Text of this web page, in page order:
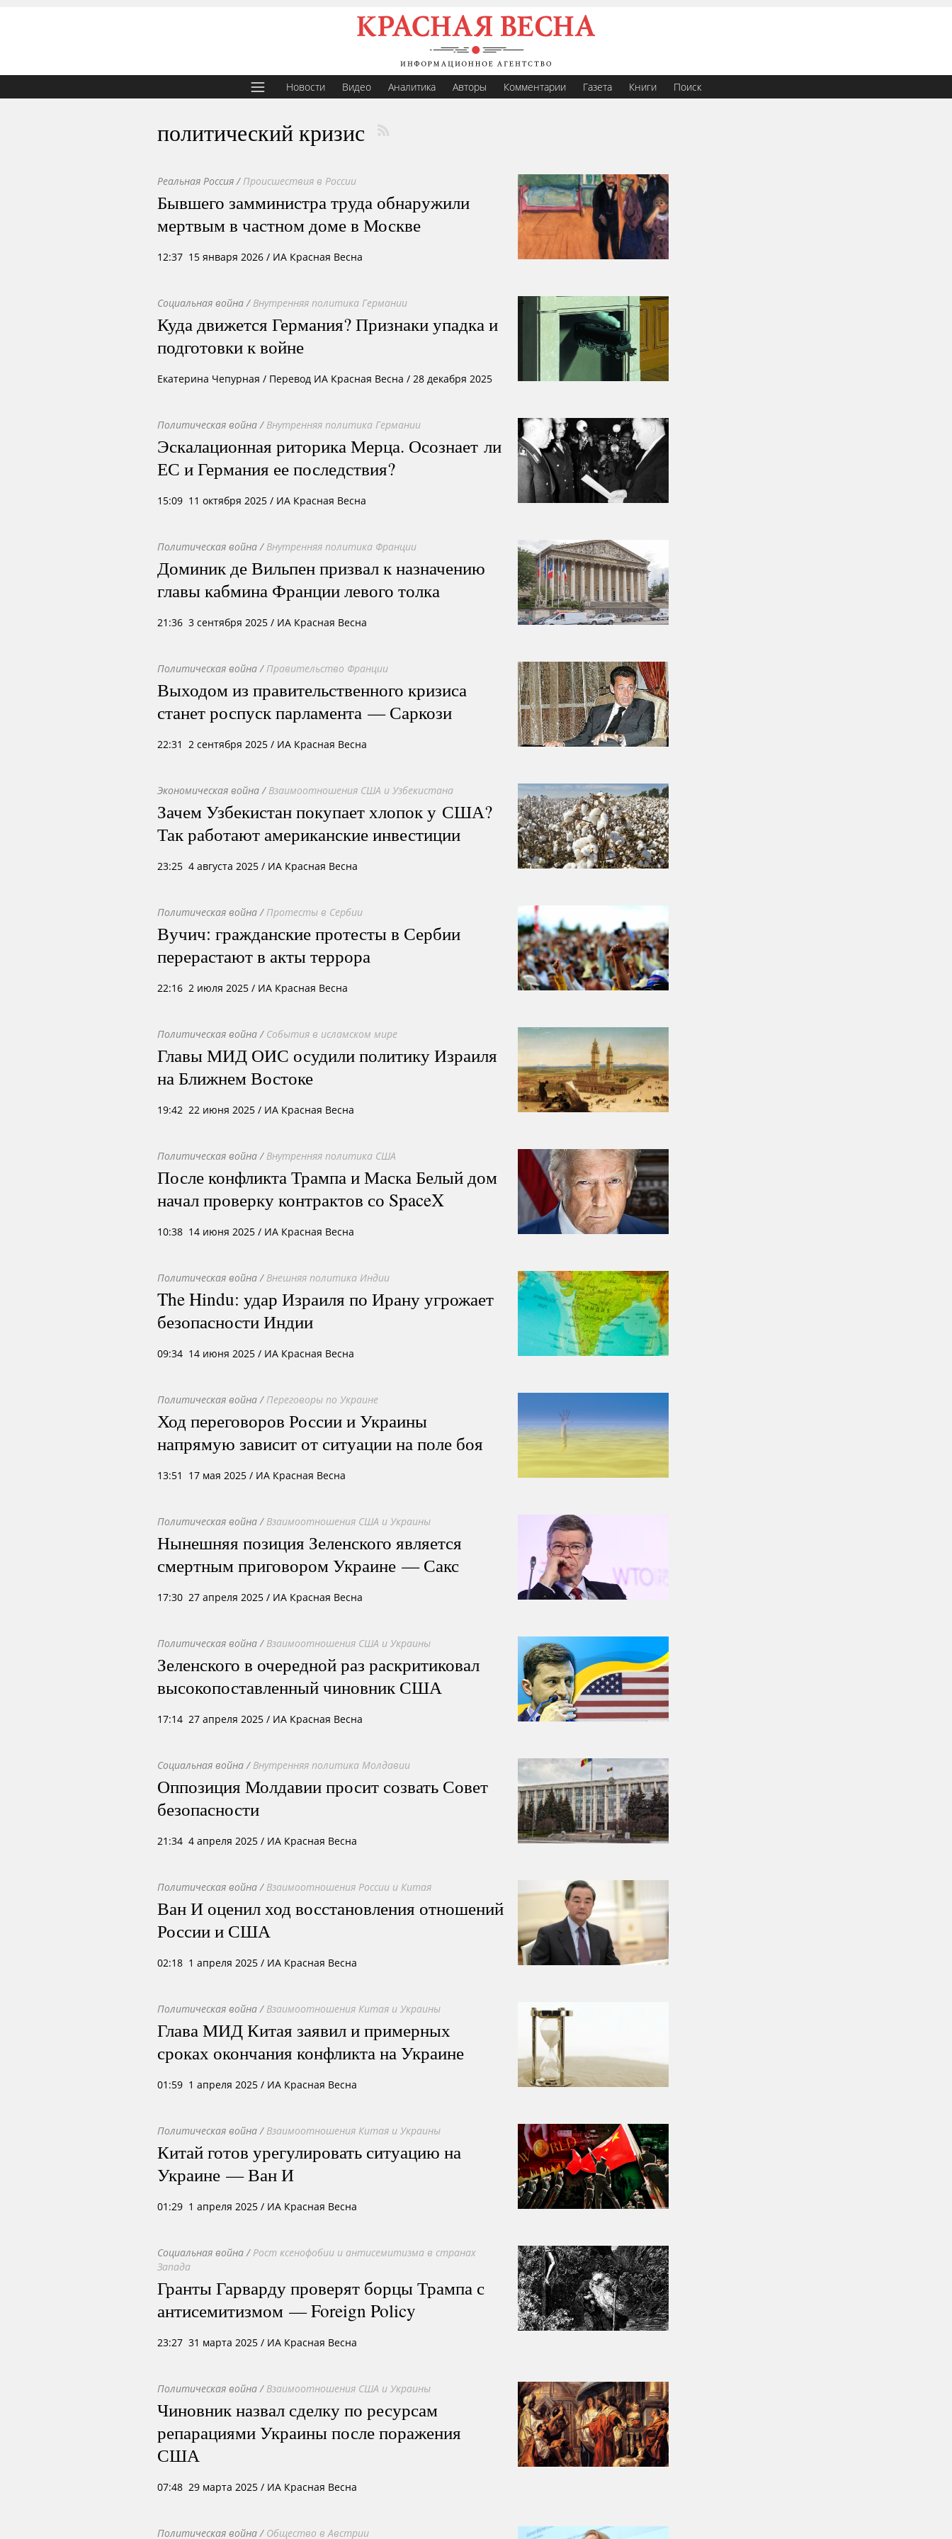
Новости Видео Аналитика Авторы Комментарии Газета Книги Поиск
политический кризис
Реальная Россия / Происшествия в России
Бывшего замминистра труда обнаружили
мертвым в частном доме в Москве
12:37 15 января 2026 / ИА Красная Весна
Социальная война / Внутренняя политика Германии
Куда движется Германия? Признаки упадка и
подготовки к войне
Екатерина Чепурная / Перевод ИА Красная Весна / 28 декабря 2025
Политическая война / Внутренняя политика Германии
Эскалационная риторика Мерца. Осознает ли
ЕС и Германия ее последствия?
15:09 11 октября 2025 / ИА Красная Весна
Политическая война / Внутренняя политика Франции
Доминик де Вильпен призвал к назначению
главы кабмина Франции левого толка
21:36 3 сентября 2025 / ИА Красная Весна
Политическая война / Правительство Франции
Выходом из правительственного кризиса
станет роспуск парламента — Саркози
22:31 2 сентября 2025 / ИА Красная Весна
Экономическая война / Взаимоотношения США и Узбекистана
Зачем Узбекистан покупает хлопок у США?
Так работают американские инвестиции
23:25 4 августа 2025 / ИА Красная Весна
Политическая война / Протесты в Сербии
Вучич: гражданские протесты в Сербии
перерастают в акты террора
22:16 2 июля 2025 / ИА Красная Весна
Политическая война / События в исламском мире
Главы МИД ОИС осудили политику Израиля
на Ближнем Востоке
19:42 22 июня 2025 / ИА Красная Весна
Политическая война / Внутренняя политика США
После конфликта Трампа и Маска Белый дом
начал проверку контрактов со SpaceX
10:38 14 июня 2025 / ИА Красная Весна
Политическая война / Внешняя политика Индии
The Hindu: удар Израиля по Ирану угрожает
безопасности Индии
09:34 14 июня 2025 / ИА Красная Весна
Политическая война / Переговоры по Украине
Ход переговоров России и Украины
напрямую зависит от ситуации на поле боя
13:51 17 мая 2025 / ИА Красная Весна
Политическая война / Взаимоотношения США и Украины
Нынешняя позиция Зеленского является
смертным приговором Украине — Сакс
17:30 27 апреля 2025 / ИА Красная Весна
Политическая война / Взаимоотношения США и Украины
Зеленского в очередной раз раскритиковал
высокопоставленный чиновник США
17:14 27 апреля 2025 / ИА Красная Весна
Социальная война / Внутренняя политика Молдавии
Оппозиция Молдавии просит созвать Совет
безопасности
21:34 4 апреля 2025 / ИА Красная Весна
Политическая война / Взаимоотношения России и Китая
Ван И оценил ход восстановления отношений
России и США
02:18 1 апреля 2025 / ИА Красная Весна
Политическая война / Взаимоотношения Китая и Украины
Глава МИД Китая заявил и примерных
сроках окончания конфликта на Украине
01:59 1 апреля 2025 / ИА Красная Весна
Политическая война / Взаимоотношения Китая и Украины
Китай готов урегулировать ситуацию на
Украине — Ван И
01:29 1 апреля 2025 / ИА Красная Весна
Социальная война / Рост ксенофобии и антисемитизма в странах
Запада
Гранты Гарварду проверят борцы Трампа с
антисемитизмом — Foreign Policy
23:27 31 марта 2025 / ИА Красная Весна
Политическая война / Взаимоотношения США и Украины
Чиновник назвал сделку по ресурсам
репарациями Украины после поражения
США
07:48 29 марта 2025 / ИА Красная Весна
Политическая война / Общество в Австрии